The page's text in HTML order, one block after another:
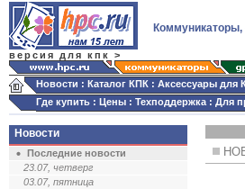
версия для кпк >
Новости : Каталог КПК : Аксессуары для
Где купить : Цены : Техподдержка : Для
Новости
Последние новости
23.07, четверг
03.07, пятница